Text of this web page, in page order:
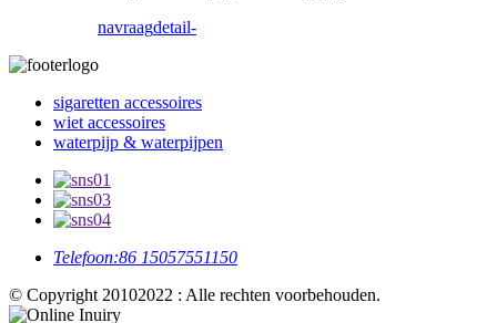
navraagdetail-
sigaretten accessoires
wiet accessoires
waterpijp & waterpijpen
Telefoon:86 15057551150
© Copyright 20102022 : Alle rechten voorbehouden.